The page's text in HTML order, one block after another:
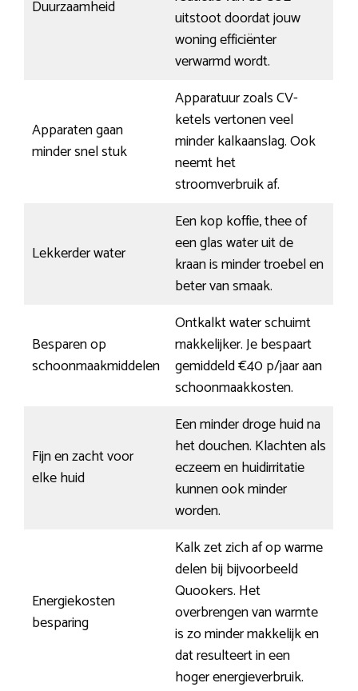
Duurzaamheid
uitstoot doordat jouw
woning efficiënter
verwarmd wordt.
Apparaten gaan
minder snel stuk
Apparatuur zoals CV-
ketels vertonen veel
minder kalkaanslag. Ook
neemt het
stroomverbruik af.
Lekkerder water
Een kop koffie, thee of
een glas water uit de
kraan is minder troebel en
beter van smaak.
Besparen op
schoonmaakmiddelen
Ontkalkt water schuimt
makkelijker. Je bespaart
gemiddeld €40 p/jaar aan
schoonmaakkosten.
Fijn en zacht voor
elke huid
Een minder droge huid na
het douchen. Klachten als
eczeem en huidirritatie
kunnen ook minder
worden.
Energiekosten
besparing
Kalk zet zich af op warme
delen bij bijvoorbeeld
Quookers. Het
overbrengen van warmte
is zo minder makkelijk en
dat resulteert in een
hoger energieverbruik.